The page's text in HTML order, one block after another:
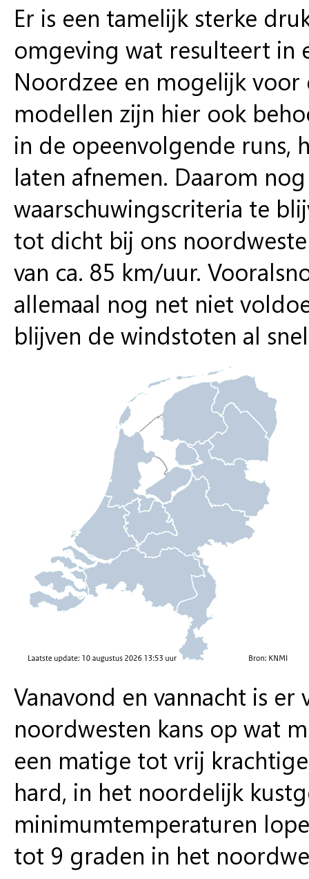
Er is een tamelijk sterke
omgeving wat resulteert in
Noordzee en mogelijk
modellen zijn hier ook
in de opeenvolgende runs,
laten afnemen. Daarom
waarschuwingscriteria te
tot dicht bij ons
van ca. 85 km/uur.
allemaal nog net niet
blijven de windstoten al
Vanavond en vannacht is
noordwesten kans op wat
een matige tot vrij
hard, in het noordelijk
minimumtemperaturen
tot 9 graden in het